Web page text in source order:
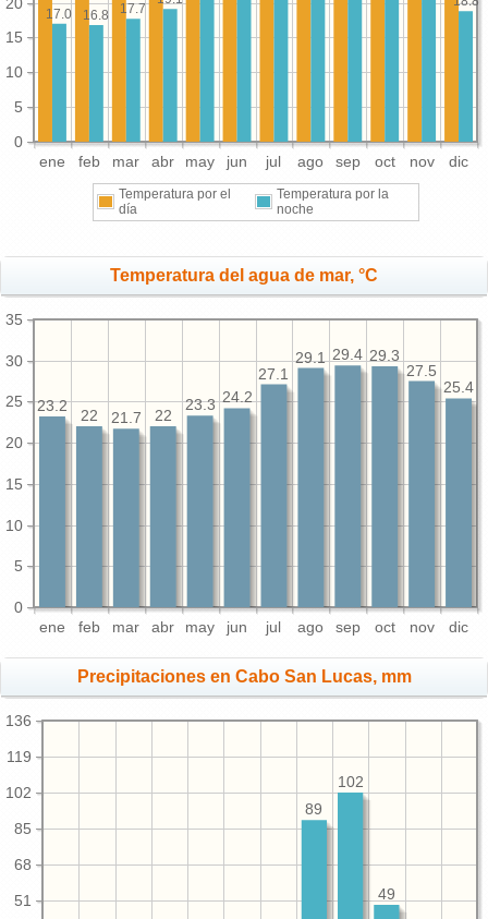
ene feb mar abr may jun jul ago sep oct nov dic
0
5
10
15
17.7
16.8
17.0
Temperatura por el
día
Temperatura por la
noche
Temperatura del agua de mar, °C
ene feb mar abr may jun jul ago sep oct nov dic
0
5
10
15
20
25
30
35
25.4
27.5
29.3
29.4
29.1
27.1
24.2
23.3
22
21.7
22
23.2
Precipitaciones en Cabo San Lucas, mm
51
68
85
102
119
136
49
102
89